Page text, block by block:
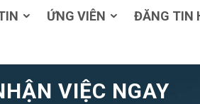
ỨNG VIÊN ĐĂNG TIN
VIỆC NGAY